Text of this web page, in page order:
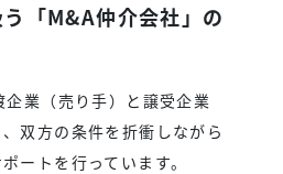
「M&A仲介会社」の
業（売り手）と譲受企業
双方の条件を折衝しながら
ートを行っています。